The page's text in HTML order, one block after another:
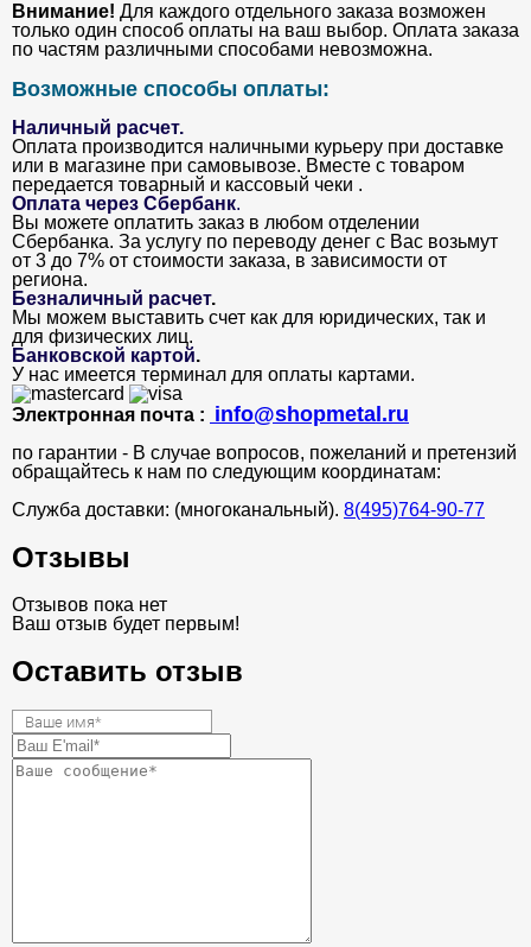
Внимание! Для каждого отдельного заказа возможен
только один способ оплаты на ваш выбор. Оплата заказа
по частям различными способами невозможна.
Возможные способы оплаты:
Наличный расчет.
Оплата производится наличными курьеру при доставке
или в магазине при самовывозе. Вместе с товаром
передается товарный и кассовый чеки .
Оплата через Сбербанк.
Вы можете оплатить заказ в любом отделении
Сбербанка. За услугу по переводу денег с Вас возьмут
от 3 до 7% от стоимости заказа, в зависимости от
региона.
Безналичный расчет.
Мы можем выставить счет как для юридических, так и
для физических лиц.
Банковской картой.
У нас имеется терминал для оплаты картами.
Электронная почта : info@shopmetal.ru
по гарантии - В случае вопросов, пожеланий и претензий
обращайтесь к нам по следующим координатам:
Служба доставки: (многоканальный). 8(495)764-90-77
Отзывы
Отзывов пока нет
Ваш отзыв будет первым!
Оставить отзыв